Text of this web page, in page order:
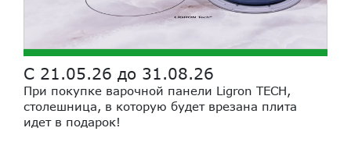
С 21.05.26 до 31.08.26
При покупке варочной панели Ligron TECH,
столешница, в которую будет врезана плита
идет в подарок!